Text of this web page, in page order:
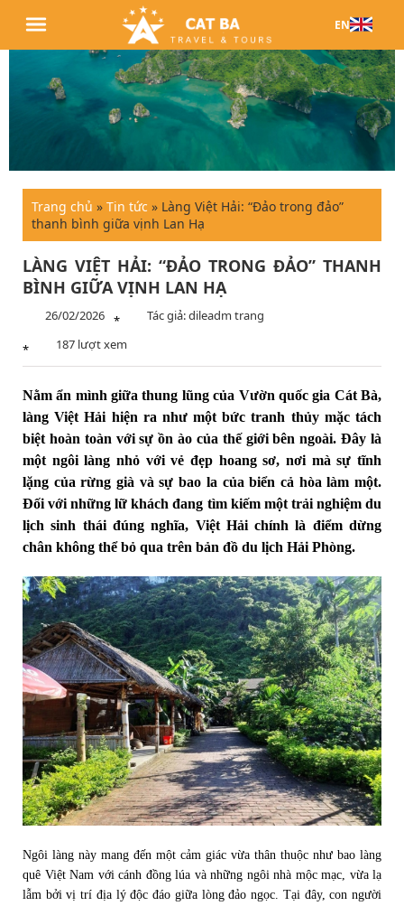
EN
Trang chủ » Tin tức » Làng Việt Hải: “Đảo trong đảo”
thanh bình giữa vịnh Lan Hạ
LÀNG VIỆT HẢI: “ĐẢO TRONG ĐẢO” THANH
BÌNH GIỮA VỊNH LAN HẠ
26/02/2026 * Tác giả: dileadm trang
* 187 lượt xem
Nằm ẩn mình giữa thung lũng của Vườn quốc gia Cát Bà,
làng Việt Hải hiện ra như một bức tranh thủy mặc tách
biệt hoàn toàn với sự ồn ào của thế giới bên ngoài. Đây là
một ngôi làng nhỏ với vẻ đẹp hoang sơ, nơi mà sự tĩnh
lặng của rừng già và sự bao la của biển cả hòa làm một.
Đối với những lữ khách đang tìm kiếm một trải nghiệm du
lịch sinh thái đúng nghĩa, Việt Hải chính là điểm dừng
chân không thể bỏ qua trên bản đồ du lịch Hải Phòng.
Ngôi làng này mang đến một cảm giác vừa thân thuộc như bao làng
quê Việt Nam với cánh đồng lúa và những ngôi nhà mộc mạc, vừa lạ
lẫm bởi vị trí địa lý độc đáo giữa lòng đảo ngọc. Tại đây, con người